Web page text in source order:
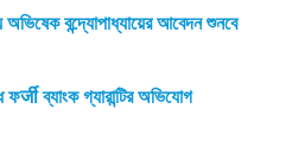
অভিষেক বন্দ্যোপাধ্যায়ের আবেদন শুনবে
ব্যাংক গ্যারান্টির অভিযোগ